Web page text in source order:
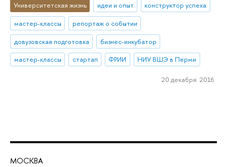
Университетская жизнь идеи и опыт
конструктор успеха
мастер-классы
репортаж о событии
довузовская подготовка
бизнес-инкубатор
мастер-классы
стартап ФРИИ НИУ ВШЭ в Перми
20 декабря 2016
МОСКВА